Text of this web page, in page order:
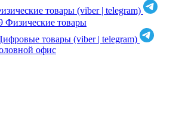
товары (viber | telegram)
Физические товары
товары (viber | telegram)
офис